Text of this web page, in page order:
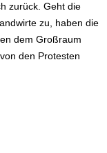
zurück. Geht die
zu, haben die
dem Großraum
den Protesten